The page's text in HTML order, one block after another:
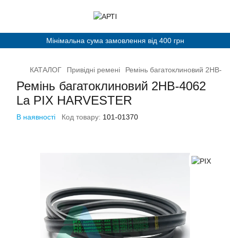
Мінімальна сума замовлення від 400 грн
КАТАЛОГ Привідні ремені Ремінь багатоклиновий 2HB-
Ремінь багатоклиновий 2HB-4062
La PIX HARVESTER
В наявності Код товару: 101-01370